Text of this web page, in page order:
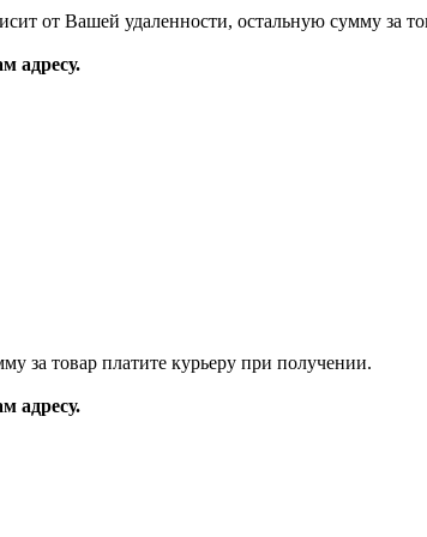
от Вашей удаленности, остальную сумму за
адресу.
за товар платите курьеру при получении.
адресу.